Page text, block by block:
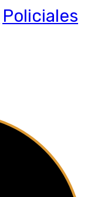
Policiales